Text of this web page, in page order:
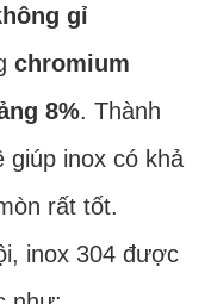
gỉ
chromium
8%. Thành
giúp inox có khả
rất tốt.
inox 304 được